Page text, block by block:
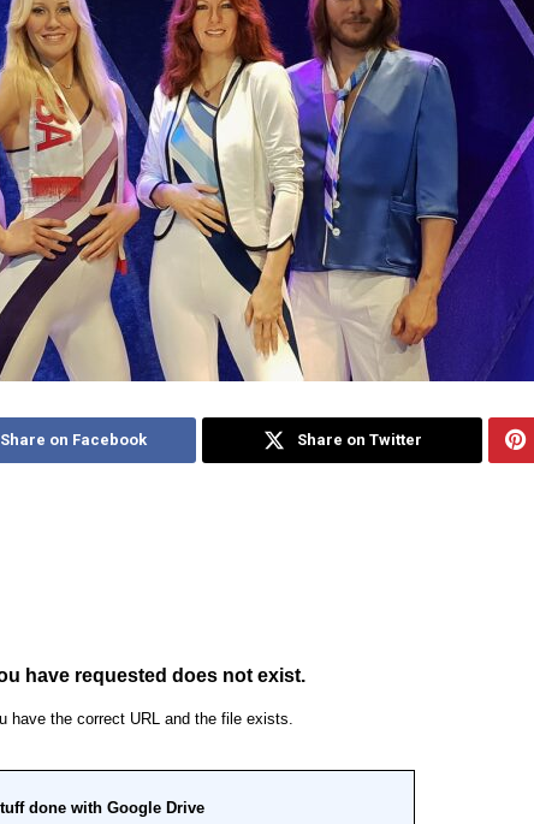
Share on Facebook Share on Twitter